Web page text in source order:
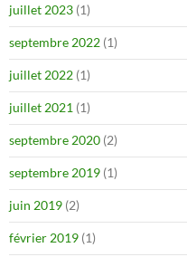
juillet 2023 (1)
septembre 2022 (1)
juillet 2022 (1)
juillet 2021 (1)
septembre 2020 (2)
septembre 2019 (1)
juin 2019 (2)
février 2019 (1)